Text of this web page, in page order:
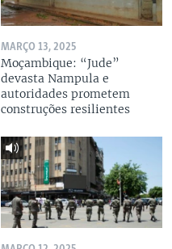
MARÇO 13, 2025
Moçambique: “Jude”
devasta Nampula e
autoridades prometem
construções resilientes